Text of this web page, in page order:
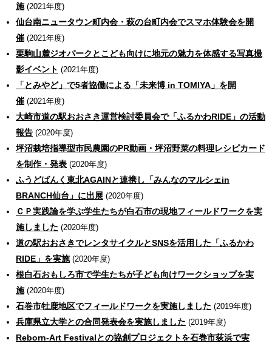
施(2021年度)
仙台南ニュータウン町内会・萩の台町内会でスマホ体験会を開
催 (2021年度)
栗駒山麓ジオパークとこども向けに地元の魅力を体感する写真撮
影イベント (2021年度)
「とみやど」で5者協働による「未来博 in TOMIYA」を開
催 (2021年度)
大崎市道の駅おおさき運営検討委員会で「ふるかわRIDE」の活動
報告 (2020年度)
坪沼栽培指導型市民農園のPR動画・坪沼野菜の料理レシピカード
を制作・発表 (2020年度)
ふうどばんく東北AGAINと連携し「みんなのマルシェin
BRANCH仙台」に出展 (2020年度)
ＣＰ実践論を学ぶ学生たちが白石市の現地フィールドワークを実
施しました (2020年度)
道の駅おおさきでレンタサイクルとSNSを活用した「ふるかわ
RIDE」を実施(2020年度)
根白石おもしろ市で学生たちが子ども向けワークショップを実
施(2020年度)
石巻市牡鹿地区でフィールドワークを実施しました (2019年度)
兵庫県立大学との合同発表会を実施しました (2019年度)
Reborn-Art Festivalとの協創プロジェクトを石巻市荻浜で実